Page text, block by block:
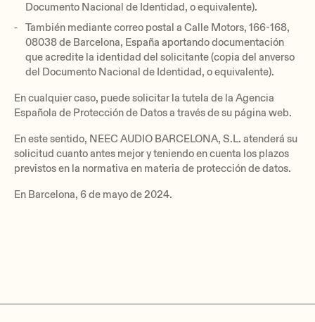
Documento Nacional de Identidad, o equivalente).
También mediante correo postal a Calle Motors, 166-168,
08038 de Barcelona, España aportando documentación
que acredite la identidad del solicitante (copia del anverso
del Documento Nacional de Identidad, o equivalente).
En cualquier caso, puede solicitar la tutela de la Agencia
Española de Protección de Datos a través de su página web.
En este sentido, NEEC AUDIO BARCELONA, S.L. atenderá su
solicitud cuanto antes mejor y teniendo en cuenta los plazos
previstos en la normativa en materia de protección de datos.
En Barcelona, 6 de mayo de 2024.